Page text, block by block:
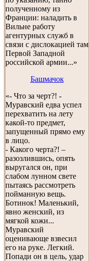
полученному из
Франции: наладить в
Вильне работу
агентурных служб в
связи с дислокацией там
Первой Западной
российской армии...»
Башмачок
«- Что за черт?! -
Муравский едва успел
перехватить на лету
какой-то предмет,
запущенный прямо ему
в лицо.
- Какого черта?! –
разозлившись, опять
выругался он, при
слабом лунном свете
пытаясь рассмотреть
пойманную вещь.
Ботинок! Маленький,
явно женский, из
мягкой кожи...
Муравский
оценивающе взвесил
его на руке. Легкий.
Попади он в цель, удар